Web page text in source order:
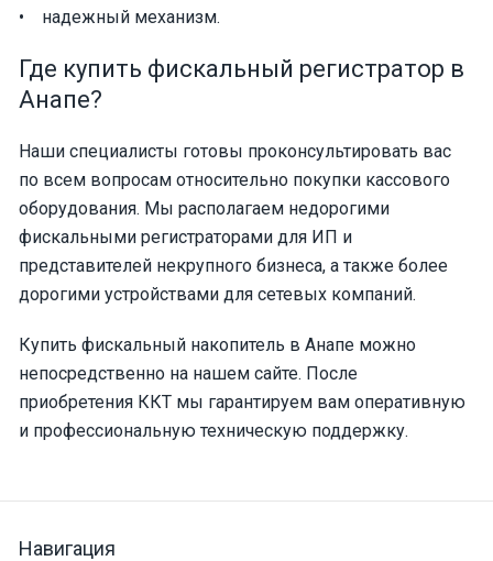
• надежный механизм.
Где купить фискальный регистратор в
Анапе?
Наши специалисты готовы проконсультировать вас
по всем вопросам относительно покупки кассового
оборудования. Мы располагаем недорогими
фискальными регистраторами для ИП и
представителей некрупного бизнеса, а также более
дорогими устройствами для сетевых компаний.
Купить фискальный накопитель в Анапе можно
непосредственно на нашем сайте. После
приобретения ККТ мы гарантируем вам оперативную
и профессиональную техническую поддержку.
Навигация